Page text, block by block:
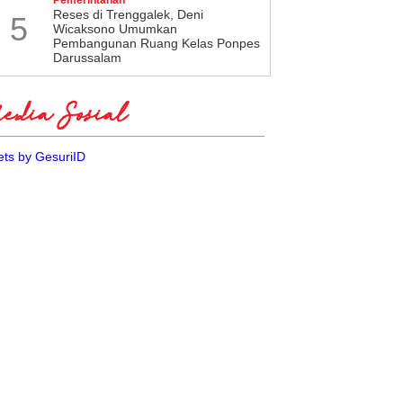
5
​Reses di Trenggalek, Deni
Wicaksono Umumkan
Pembangunan Ruang Kelas Ponpes
Darussalam
Sosial
by GesuriID